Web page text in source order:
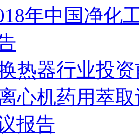
年中国净化
热器行业投
心机药用萃
报告